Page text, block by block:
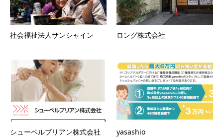
社会福祉法人サンシャイン ロング株式会社
シューペルブリアン株式会社 yasashio